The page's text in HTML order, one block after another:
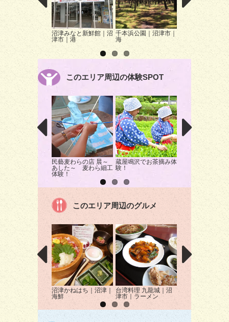
沼津みなと新鮮館｜沼
津市｜港
千本浜公園｜沼津市｜
海
香貫山(香陵台)の
沼津市｜桜
このエリア周辺の体験SPOT
民藝麦わらの店 晨～
あした～ 麦わら細工
体験！
蔵屋鳴沢でお茶摘み体
験！
「伊豆三津シー
イス」真鯛やブ
サやり！
このエリア周辺のグルメ
沼津かねはち｜沼津｜
海鮮
台湾料理 九龍城｜沼
津市｜ラーメン
司